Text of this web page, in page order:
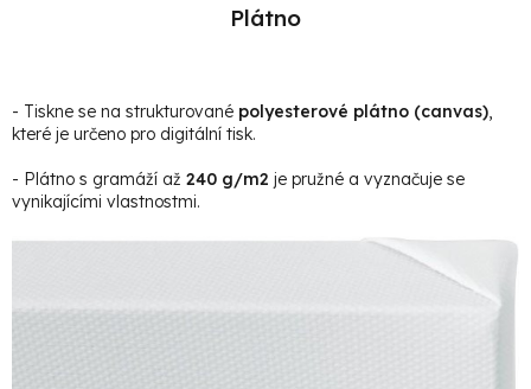
Plátno
- Tiskne se na strukturované polyesterové plátno (canvas),
které je určeno pro digitální tisk.
- Plátno s gramáží až 240 g/m2 je pružné a vyznačuje se
vynikajícími vlastnostmi.